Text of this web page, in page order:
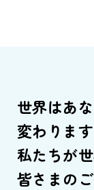
世界はあ
変わります
私たちが
皆さまの